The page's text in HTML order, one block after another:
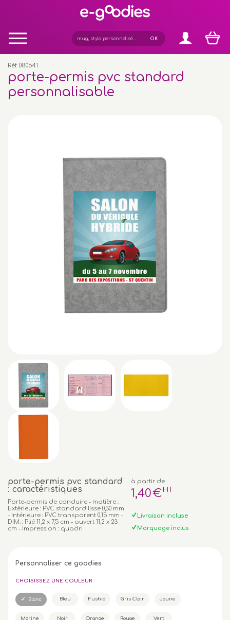
Réf. 080541
porte-permis pvc standard
personnalisable
porte-permis pvc standard
: caractéristiques
Porte-permis de conduire - matière :
Extérieure : PVC standard lisse 0,30 mm
- Intérieure : PVC transparent 0,15 mm -
DIM. : Plié 11,2 x 7,5 cm - ouvert 11,2 x 23
cm - Impression : quadri
à partir de
1,40€ HT
Livraison incluse
Marquage inclus
Personnaliser ce goodies
CHOISISSEZ UNE COULEUR
Blanc Bleu Fushia Gris Clair Jaune
Marine Noir Orange Rouge Vert